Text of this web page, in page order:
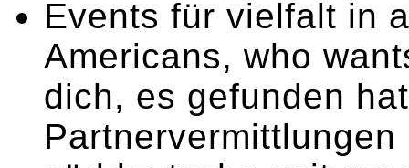
Events für vielfalt in
Americans, who
dich, es gefunden